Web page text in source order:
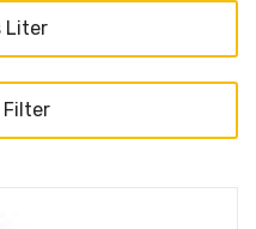
Liter
Filter